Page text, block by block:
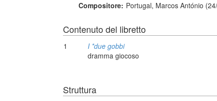
Compositore: Portugal, Marcos António
Contenuto del libretto
1
I *due gobbi
dramma giocoso
Struttura